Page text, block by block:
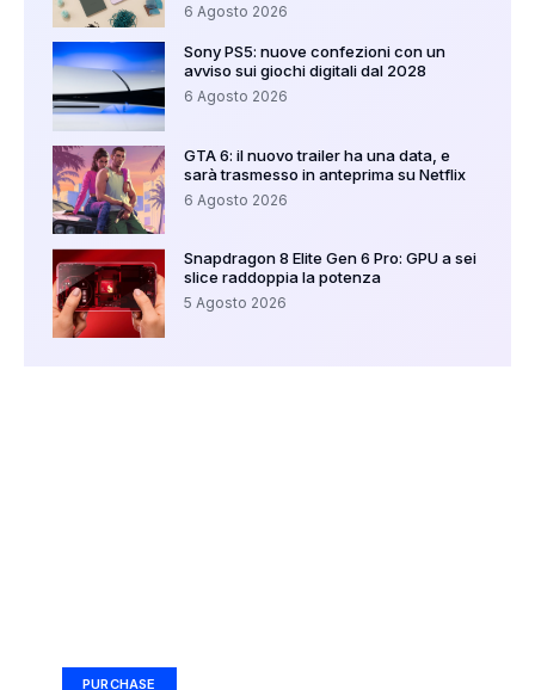
6 Agosto 2026
Sony PS5: nuove confezioni con un
avviso sui giochi digitali dal 2028
6 Agosto 2026
GTA 6: il nuovo trailer ha una data, e
sarà trasmesso in anteprima su Netflix
6 Agosto 2026
Snapdragon 8 Elite Gen 6 Pro: GPU a sei
slice raddoppia la potenza
5 Agosto 2026
PURCHASE